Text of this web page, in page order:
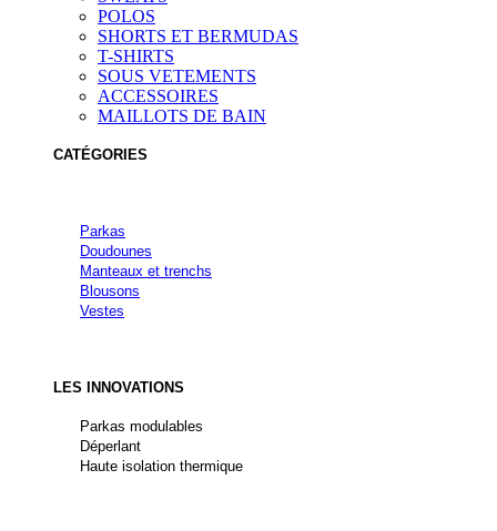
POLOS
SHORTS ET BERMUDAS
T-SHIRTS
SOUS VETEMENTS
ACCESSOIRES
MAILLOTS DE BAIN
CATÉGORIES
Parkas
Doudounes
Manteaux et trenchs
Blousons
Vestes
LES INNOVATIONS
Parkas modulables
Déperlant
Haute isolation thermique